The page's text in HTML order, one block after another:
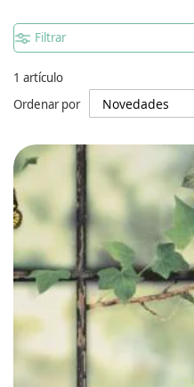
Filtrar
1 artículo
Ordenar por